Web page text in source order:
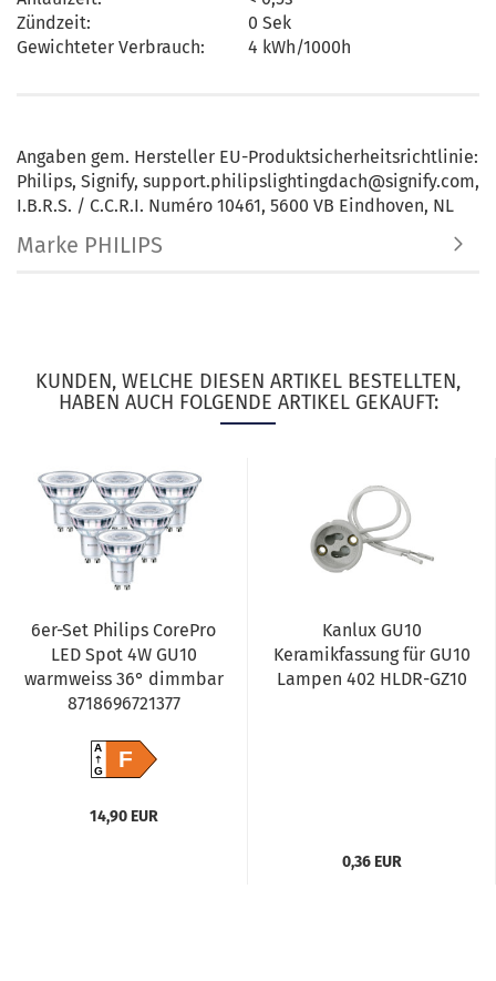
Zündzeit:
0 Sek
Gewichteter Verbrauch:
4 kWh/1000h
Angaben gem. Hersteller EU-Produktsicherheitsrichtlinie:
Philips, Signify, support.philipslightingdach@signify.com,
I.B.R.S. / C.C.R.I. Numéro 10461, 5600 VB Eindhoven, NL
Marke PHILIPS
KUNDEN, WELCHE DIESEN ARTIKEL BESTELLTEN,
HABEN AUCH FOLGENDE ARTIKEL GEKAUFT:
6er-Set Philips CorePro
LED Spot 4W GU10
warmweiss 36° dimmbar
8718696721377
A
GF
14,90 EUR
Kanlux GU10
Keramikfassung für GU10
Lampen 402 HLDR-GZ10
0,36 EUR